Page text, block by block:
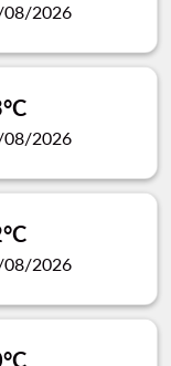
2026
08/2026
08/2026